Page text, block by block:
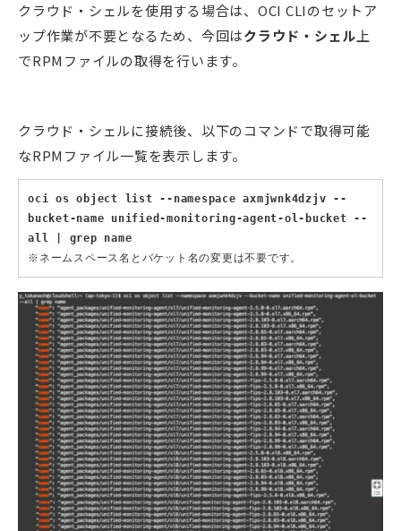
クラウド・シェルを使用する場合は、OCI CLIのセットア
ップ作業が不要となるため、今回はクラウド・シェル 上
でRPMファイルの取得を行います。
クラウド・シェルに接続後、以下のコマンドで取得可能
なRPMファイル一覧を表示します。
oci os object list --namespace axmjwnk4dzjv --
bucket-name unified-monitoring-agent-ol-bucket --
all | grep name
※ネームスペース名とバケット名の変更は不要です。